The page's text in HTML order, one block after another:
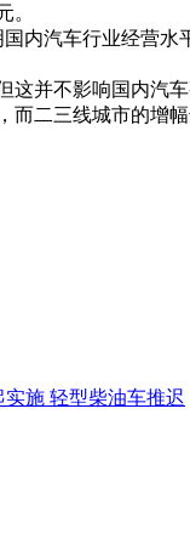
。
内汽车行业经营水
并不影响国内汽
二三线城市的增幅
施 轻型柴油车推迟